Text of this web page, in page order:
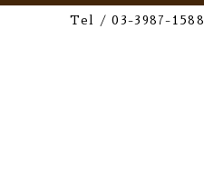
Tel / 03-3987-1588